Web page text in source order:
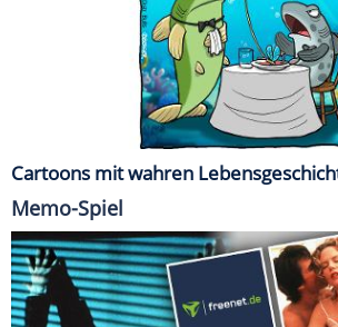
Cartoons mit wahren
Memo-Spiel